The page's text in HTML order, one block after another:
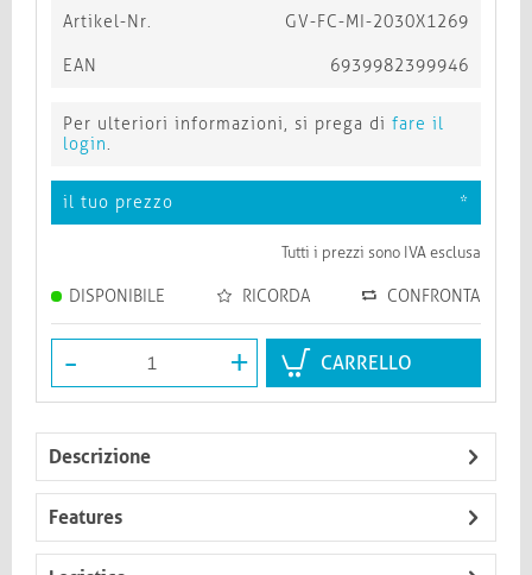
Artikel-Nr. GV-FC-MI-2030X1269
EAN 6939982399946
Per ulteriori informazioni, si prega di fare il
login.
il tuo prezzo *
Tutti i prezzi sono IVA esclusa
DISPONIBILE RICORDA CONFRONTA
- + CARRELLO
Descrizione
Features